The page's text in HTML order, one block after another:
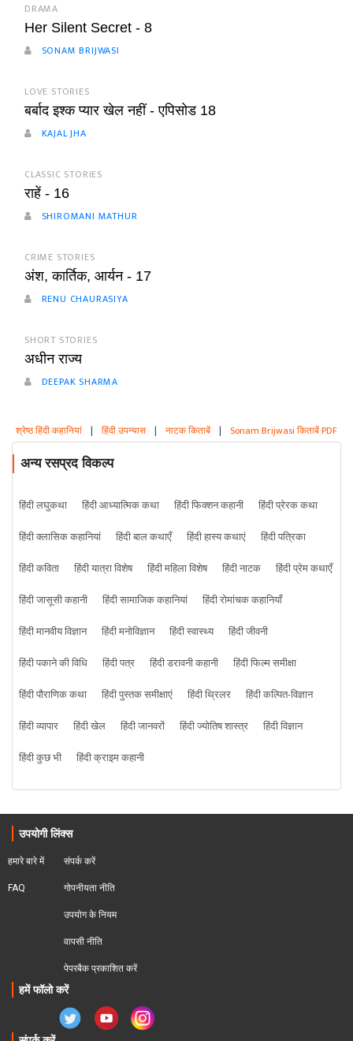
DRAMA
Her Silent Secret - 8
SONAM BRIJWASI
LOVE STORIES
बर्बाद इश्क प्यार खेल नहीं - एपिसोड 18
KAJAL JHA
CLASSIC STORIES
राहें - 16
SHIROMANI MATHUR
CRIME STORIES
अंश, कार्तिक, आर्यन - 17
RENU CHAURASIYA
SHORT STORIES
अधीन राज्य
DEEPAK SHARMA
श्रेष्ठ हिंदी कहानियां | हिंदी उपन्यास | नाटक किताबें | Sonam Brijwasi किताबें PDF
अन्य रसप्रद विकल्प
हिंदी लघुकथा हिंदी आध्यात्मिक कथा हिंदी फिक्शन कहानी
हिंदी प्रेरक कथा
हिंदी क्लासिक कहानियां
हिंदी बाल कथाएँ हिंदी हास्य कथाएं
हिंदी पत्रिका
हिंदी कविता
हिंदी यात्रा विशेष हिंदी महिला विशेष हिंदी नाटक
हिंदी प्रेम कथाएँ
हिंदी जासूसी कहानी
हिंदी सामाजिक कहानियां
हिंदी रोमांचक कहानियाँ
हिंदी मानवीय विज्ञान
हिंदी मनोविज्ञान हिंदी स्वास्थ्य
हिंदी जीवनी
हिंदी पकाने की विधि
हिंदी पत्र हिंदी डरावनी कहानी
हिंदी फिल्म समीक्षा
हिंदी पौराणिक कथा
हिंदी पुस्तक समीक्षाएं हिंदी थ्रिलर
हिंदी कल्पित-विज्ञान
हिंदी व्यापार
हिंदी खेल हिंदी जानवरों हिंदी ज्योतिष शास्त्र
हिंदी विज्ञान
हिंदी कुछ भी
हिंदी क्राइम कहानी
उपयोगी लिंक्स
हमारे बारे में
FAQ
संपर्क करें
गोपनीयता नीति
उपयोग के नियम
वापसी नीति
पेपरबैक प्रकाशित करें
हमें फॉलो करें